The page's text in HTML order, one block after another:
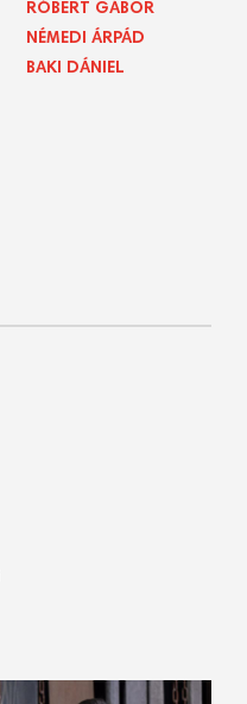
RÓBERT GÁBOR
NÉMEDI ÁRPÁD
BAKI DÁNIEL